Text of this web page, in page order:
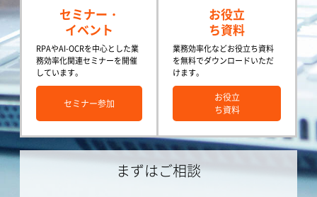
セミナー・
イベント
RPAやAI-OCRを中心とした業
務効率化関連セミナーを開催
しています。
セミナー参加
お役立
ち資料
業務効率化などお役立ち資料
を無料でダウンロードいただ
けます。
お役立
ち資料
まずはご相談